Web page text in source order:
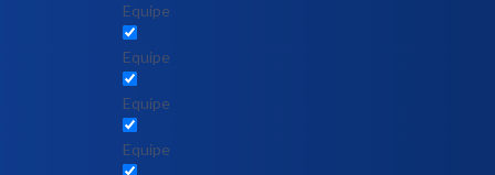
Equipe
Equipe
Equipe
Equipe